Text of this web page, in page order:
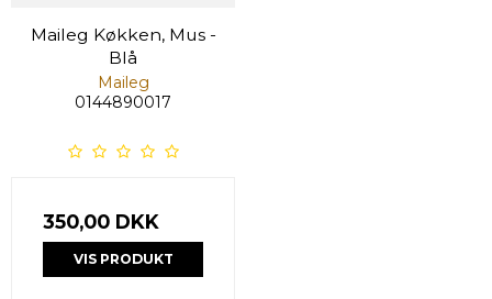
Maileg Køkken, Mus -
Blå
Maileg
0144890017
350,00 DKK
VIS PRODUKT